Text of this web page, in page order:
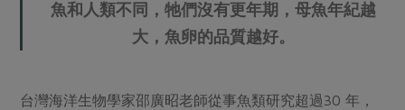
魚和人類不同，牠們沒有更年期，母魚年紀越
大，魚卵的品質越好。
台灣海洋生物學家邵廣昭老師從事魚類研究超過30 年，